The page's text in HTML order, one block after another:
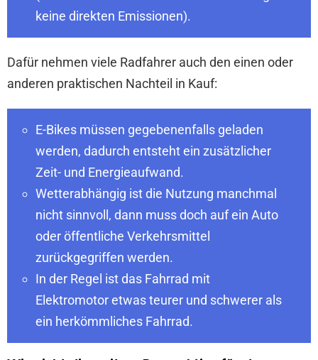
keine direkten Emissionen).
Dafür nehmen viele Radfahrer auch den einen oder
anderen praktischen Nachteil in Kauf:
E-Bikes müssen gegebenenfalls geladen
werden, dadurch entsteht ein zusätzlicher
Zeit- und Energieaufwand.
Wetterabhängig ist die Nutzung manchmal
nicht sinnvoll, dann muss doch auf ein Auto
oder öffentliche Verkehrsmittel
zurückgegriffen werden.
In der Regel ist das Fahrrad mit
Elektromotor etwas teurer und schwerer als
ein herkömmliches Fahrrad.